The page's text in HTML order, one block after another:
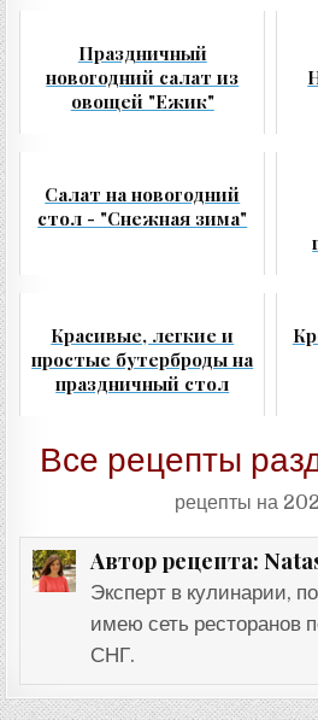
Праздничный
новогодний салат из
овощей "Ежик"
Салат на новогодний
стол - "Снежная зима"
Красивые, легкие и
простые бутерброды на
праздничный стол
Все рецепты
рецепты на
Автор рецепта:
Эксперт в кулинарии,
имею сеть ресторанов
СНГ.